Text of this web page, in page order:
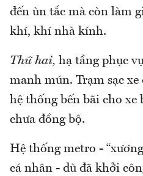
đến ùn tắc mà còn làm
khí, khí nhà kính.
Thứ hai, hạ tầng phục
manh mún. Trạm sạc
hệ thống bến bãi cho xe
chưa đồng bộ.
Hệ thống metro -
cá nhân - dù đã khởi